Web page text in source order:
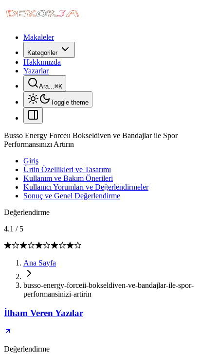
Makaleler
Kategoriler
Hakkımızda
Yazarlar
Ara...⌘K
Toggle theme
Busso Energy Forceıı Bokseldiven ve Bandajlar ile Spor
Performansınızı Artırın
Giriş
Ürün Özellikleri ve Tasarımı
Kullanım ve Bakım Önerileri
Kullanıcı Yorumları ve Değerlendirmeler
Sonuç ve Genel Değerlendirme
Değerlendirme
4.1 / 5
Ana Sayfa
busso-energy-forceii-bokseldiven-ve-bandajlar-ile-spor-
performansinizi-artirin
İlham Veren Yazılar
Değerlendirme